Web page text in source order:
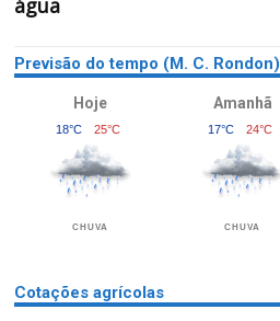
água
Previsão do tempo (M. C. Rondon)
Hoje
18°C 25°C
CHUVA
Amanhã
17°C 24°C
CHUVA
Cotações agrícolas